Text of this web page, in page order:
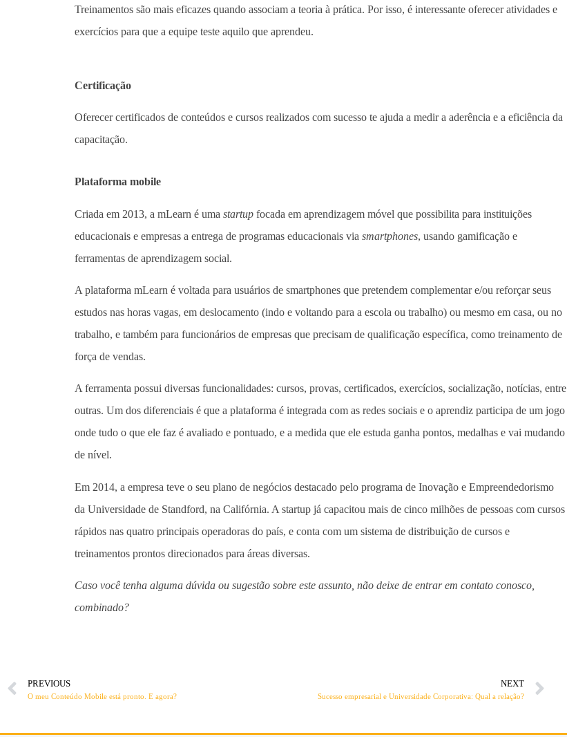
Treinamentos são mais eficazes quando associam a teoria à prática. Por isso, é interessante oferecer atividades e
exercícios para que a equipe teste aquilo que aprendeu.
Certificação
Oferecer certificados de conteúdos e cursos realizados com sucesso te ajuda a medir a aderência e a eficiência da
capacitação.
Plataforma mobile
Criada em 2013, a mLearn é uma startup focada em aprendizagem móvel que possibilita para instituições
educacionais e empresas a entrega de programas educacionais via smartphones, usando gamificação e
ferramentas de aprendizagem social.
A plataforma mLearn é voltada para usuários de smartphones que pretendem complementar e/ou reforçar seus
estudos nas horas vagas, em deslocamento (indo e voltando para a escola ou trabalho) ou mesmo em casa, ou no
trabalho, e também para funcionários de empresas que precisam de qualificação específica, como treinamento de
força de vendas.
A ferramenta possui diversas funcionalidades: cursos, provas, certificados, exercícios, socialização, notícias, entre
outras. Um dos diferenciais é que a plataforma é integrada com as redes sociais e o aprendiz participa de um jogo
onde tudo o que ele faz é avaliado e pontuado, e a medida que ele estuda ganha pontos, medalhas e vai mudando
de nível.
Em 2014, a empresa teve o seu plano de negócios destacado pelo programa de Inovação e Empreendedorismo
da Universidade de Standford, na Califórnia. A startup já capacitou mais de cinco milhões de pessoas com cursos
rápidos nas quatro principais operadoras do país, e conta com um sistema de distribuição de cursos e
treinamentos prontos direcionados para áreas diversas.
Caso você tenha alguma dúvida ou sugestão sobre este assunto, não deixe de entrar em contato conosco,
combinado?
PREVIOUS
O meu Conteúdo Mobile está pronto. E agora?
NEXT
Sucesso empresarial e Universidade Corporativa: Qual a relação?